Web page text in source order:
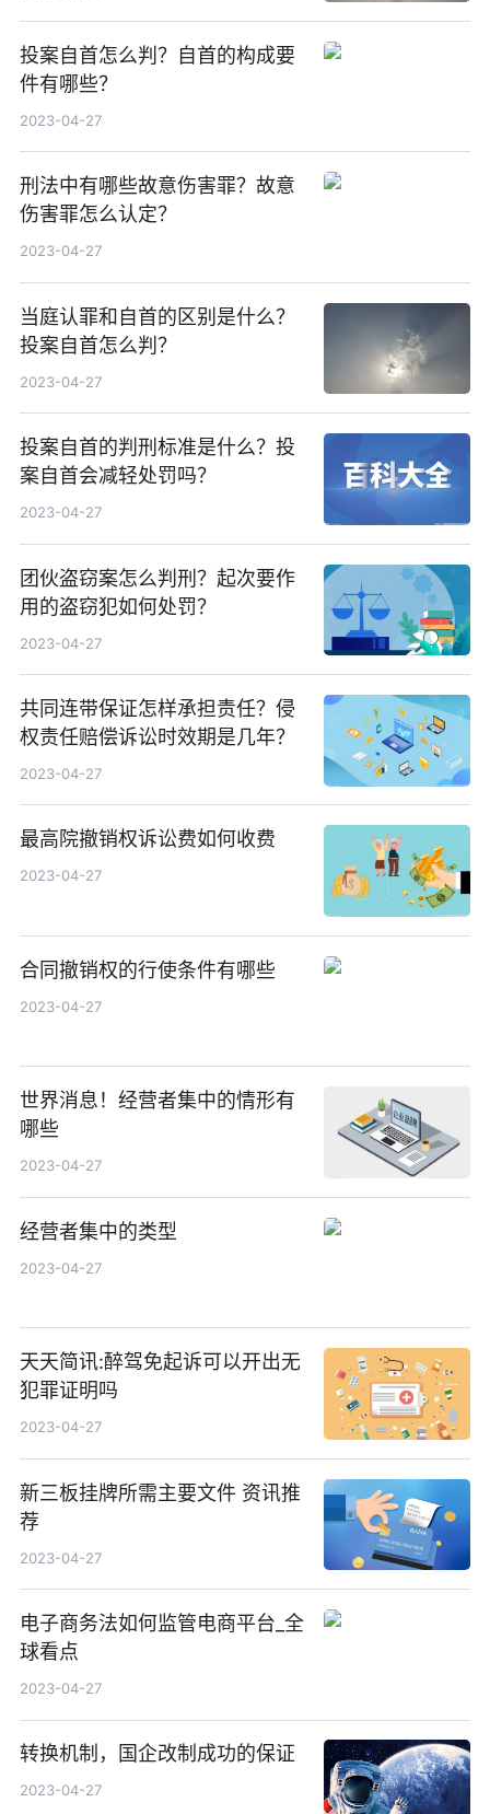
投案自首怎么判？自首的构成要
件有哪些？
2023-04-27
刑法中有哪些故意伤害罪？故意
伤害罪怎么认定？
2023-04-27
当庭认罪和自首的区别是什么？
投案自首怎么判？
2023-04-27
投案自首的判刑标准是什么？投
案自首会减轻处罚吗？
2023-04-27
团伙盗窃案怎么判刑？起次要作
用的盗窃犯如何处罚？
2023-04-27
共同连带保证怎样承担责任？侵
权责任赔偿诉讼时效期是几年？
2023-04-27
最高院撤销权诉讼费如何收费
2023-04-27
合同撤销权的行使条件有哪些
2023-04-27
世界消息！经营者集中的情形有
哪些
2023-04-27
经营者集中的类型
2023-04-27
天天简讯:醉驾免起诉可以开出无
犯罪证明吗
2023-04-27
新三板挂牌所需主要文件 资讯推
荐
2023-04-27
电子商务法如何监管电商平台_全
球看点
2023-04-27
转换机制，国企改制成功的保证
2023-04-27